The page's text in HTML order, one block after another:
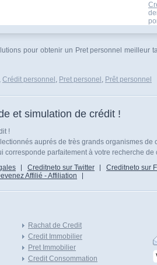
pour obtenir un Pret personnel meilleur
Crédit personnel , Pret personel , Prêt personnel
et simulation de crédit !
!
auprés de très grands organismes
parfaitement à votre recherche de
Creditneto sur Twitter Creditneto sur
Affilié - Affiliation
Rachat de Credit
Credit Immobilier
Pret Immobilier
Credit Consommation